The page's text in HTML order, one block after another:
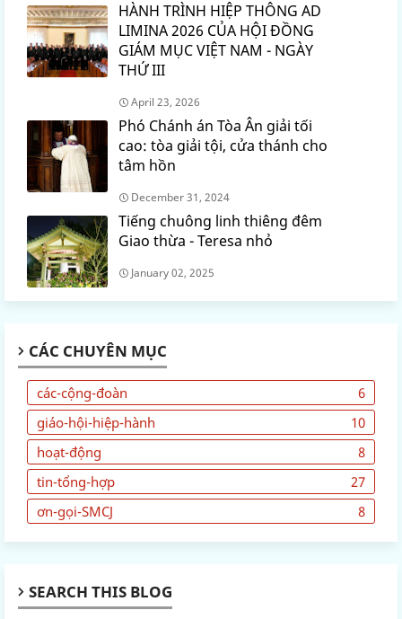
HÀNH TRÌNH HIỆP THÔNG AD
LIMINA 2026 CỦA HỘI ĐỒNG
GIÁM MỤC VIỆT NAM - NGÀY
THỨ III
April 23, 2026
Phó Chánh án Tòa Ân giải tối
cao: tòa giải tội, cửa thánh cho
tâm hồn
December 31, 2024
Tiếng chuông linh thiêng đêm
Giao thừa - Teresa nhỏ
January 02, 2025
CÁC CHUYÊN MỤC
các-cộng-đoàn
6
giáo-hội-hiệp-hành
10
hoạt-động
8
tin-tổng-hợp
27
ơn-gọi-SMCJ
8
SEARCH THIS BLOG